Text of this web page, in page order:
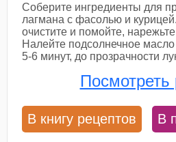
Соберите ингредиенты для
лагмана с фасолью и
очистите и помойте,
Налейте подсолнечное
5-6 минут, до прозрачности
Посмотреть
В книгу рецептов В